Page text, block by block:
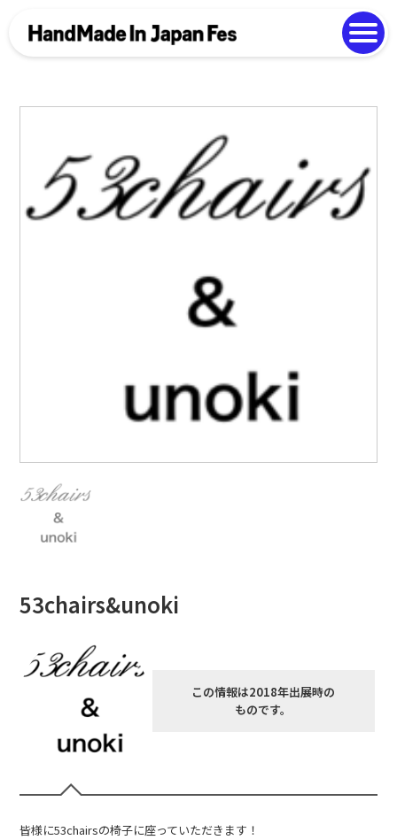
Photo Gallery
53chairs&unoki
この情報は2018年出展時の
ものです。
皆様に53chairsの椅子に座っていただきます！